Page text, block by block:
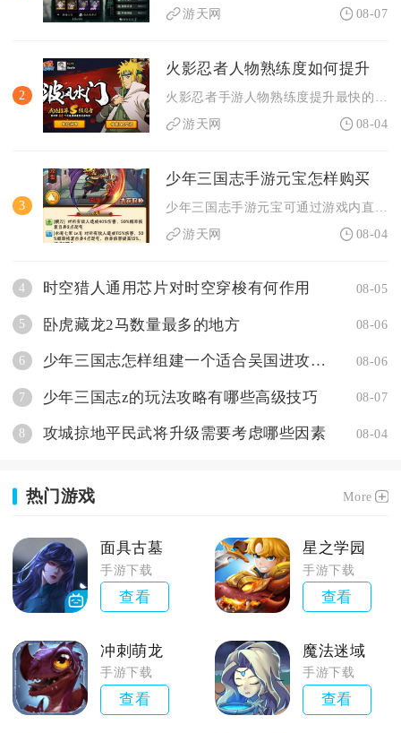
游天网
08-07
2
火影忍者人物熟练度如何提升
游天网
08-04
3
少年三国志手游元宝怎样购买
游天网
08-04
4 时空猎人通用芯片对时空穿梭有何作用 08-05
5 卧虎藏龙2马数量最多的地方 08-06
6 少年三国志怎样组建一个适合吴国进攻的高输出阵容 08-06
7 少年三国志z的玩法攻略有哪些高级技巧 08-07
8 攻城掠地平民武将升级需要考虑哪些因素 08-04
热门游戏 More
面具古墓
手游下载
查看
星之学园
手游下载
查看
冲刺萌龙
手游下载
查看
魔法迷域
手游下载
查看